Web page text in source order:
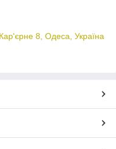
8, Одеса, Україна